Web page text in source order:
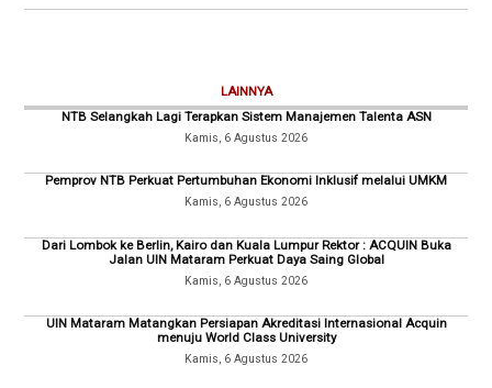
LAINNYA
NTB Selangkah Lagi Terapkan Sistem Manajemen Talenta ASN
Kamis, 6 Agustus 2026
Pemprov NTB Perkuat Pertumbuhan Ekonomi Inklusif melalui UMKM
Kamis, 6 Agustus 2026
Dari Lombok ke Berlin, Kairo dan Kuala Lumpur Rektor : ACQUIN Buka
Jalan UIN Mataram Perkuat Daya Saing Global
Kamis, 6 Agustus 2026
UIN Mataram Matangkan Persiapan Akreditasi Internasional Acquin
menuju World Class University
Kamis, 6 Agustus 2026